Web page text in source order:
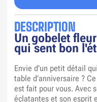
DESCRIPTION
Un gobelet
qui sent bon
Envie d’un petit détail
table d’anniversaire ?
est fait pour vous. Avec
éclatantes et son esprit